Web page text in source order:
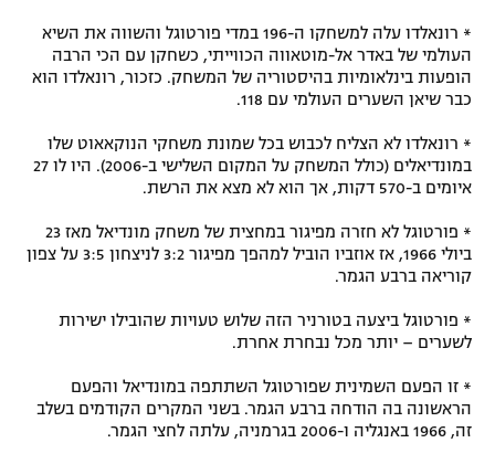
* רונאלדו עלה למשחקו ה-196 במדי פורטוגל והשווה את השיא
העולמי של באדר אל-מוטאווה הכווייתי, כשחקן עם הכי הרבה
הופעות בינלאומיות בהיסטוריה של המשחק. כזכור, רונאלדו הוא
כבר שיאן השערים העולמי עם 118.
* רונאלדו לא הצליח לכבוש בכל שמונת משחקי הנוקאאוט שלו
במונדיאלים (כולל המשחק על המקום השלישי ב-2006). היו לו 27
איומים ב-570 דקות, אך הוא לא מצא את הרשת.
* פורטוגל לא חזרה מפיגור במחצית של משחק מונדיאל מאז 23
ביולי 1966, אז אוזביו הוביל למהפך מפיגור 3:2 לניצחון 3:5 על צפון
קוריאה ברבע הגמר.
* פורטוגל ביצעה בטורניר הזה שלוש טעויות שהובילו ישירות
לשערים – יותר מכל נבחרת אחרת.
* זו הפעם השמינית שפורטוגל השתתפה במונדיאל והפעם
הראשונה בה הודחה ברבע הגמר. בשני המקרים הקודמים בשלב
זה, 1966 באנגליה ו-2006 בגרמניה, עלתה לחצי הגמר.